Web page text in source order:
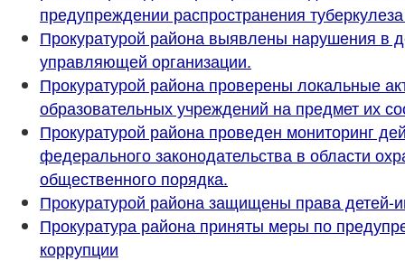
предупреждении распространения
Прокуратурой района выявлены нарушения в
управляющей организации.
Прокуратурой района проверены локальные
образовательных учреждений на предмет их
Прокуратурой района проведен мониторинг
федерального законодательства в области
общественного порядка.
Прокуратурой района защищены права детей-
Прокуратура района приняты меры по
коррупции